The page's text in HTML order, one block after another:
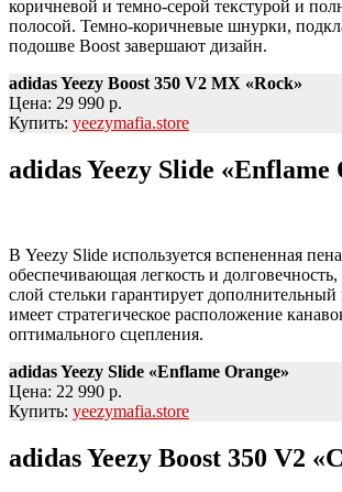
коричневой и темно-серой текстурой и
полосой. Темно-коричневые шнурки,
подошве Boost завершают дизайн.
adidas Yeezy Boost 350 V2 MX «Rock»
Цена: 29 990 р.
Купить: yeezymafia.store
adidas Yeezy Slide «Enflame
В Yeezy Slide используется вспененная
обеспечивающая легкость и
слой стельки гарантирует
имеет стратегическое расположение
оптимального сцепления.
adidas Yeezy Slide «Enflame Orange»
Цена: 22 990 р.
Купить: yeezymafia.store
adidas Yeezy Boost 350 V2